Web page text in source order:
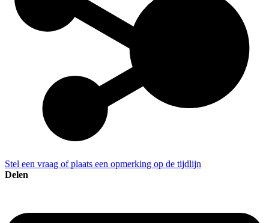
Stel een vraag of plaats een opmerking op de tijdlijn
Delen